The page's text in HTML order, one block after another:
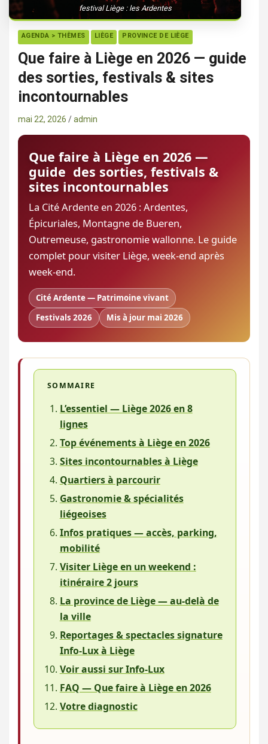
festival Liège : les Ardentes
AGENDA > THÈMES LIÈGE PROVINCE DE LIÈGE
Que faire à Liège en 2026 — guide
des sorties, festivals & sites
incontournables
mai 22, 2026 admin
Que faire à Liège en 2026 —
guide des sorties, festivals &
sites incontournables
La Cité Ardente en 2026 : Ardentes,
Épicuriales, Montagne de Bueren,
Outremeuse, gastronomie wallonne. Le guide
complet pour visiter Liège, week-end après
week-end.
Cité Ardente — Patrimoine vivant
Festivals 2026
Mis à jour mai 2026
SOMMAIRE
L’essentiel — Liège 2026 en 8
lignes
Top événements à Liège en 2026
Sites incontournables à Liège
Quartiers à parcourir
Gastronomie & spécialités
liégeoises
Infos pratiques — accès, parking,
mobilité
Visiter Liège en un weekend :
itinéraire 2 jours
La province de Liège — au-delà de
la ville
Reportages & spectacles signature
Info-Lux à Liège
Voir aussi sur Info-Lux
FAQ — Que faire à Liège en 2026
Votre diagnostic